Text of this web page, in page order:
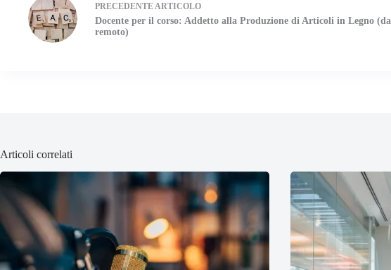
PRECEDENTE ARTICOLO
Docente per il corso: Addetto alla Produzione di Articoli in Legno (da
remoto)
Articoli correlati